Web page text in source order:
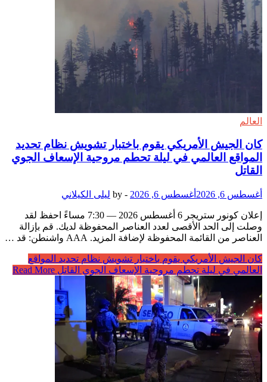
العالم
كان الجيش الأمريكي يقوم باختبار تشويش نظام تحديد
المواقع العالمي في ليلة تحطم مروحية الإسعاف الجوي
القاتل
أغسطس 6, 2026 أغسطس 6, 2026 -
by ليلى الكيلاني
إعلان كونور ستريجر 6 أغسطس 2026 — 7:30 مساءً احفظ لقد
وصلت إلى الحد الأقصى لعدد العناصر المحفوظة لديك. قم بإزالة
العناصر من القائمة المحفوظة لإضافة المزيد. AAA واشنطن: قد …
كان الجيش الأمريكي يقوم باختبار تشويش نظام تحديد المواقع
العالمي في ليلة تحطم مروحية الإسعاف الجوي القاتل